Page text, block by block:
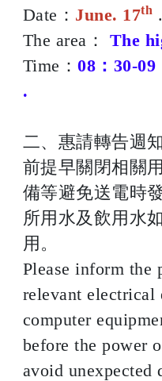
Date： June. 17th .
The area：
The
Time： 08：30-09
.
二、惠請轉告週
前提早關閉相關
備等避免送電時
所用水及飲用水
用。
Please inform the
relevant electrical
computer
before the power
avoid unexpected